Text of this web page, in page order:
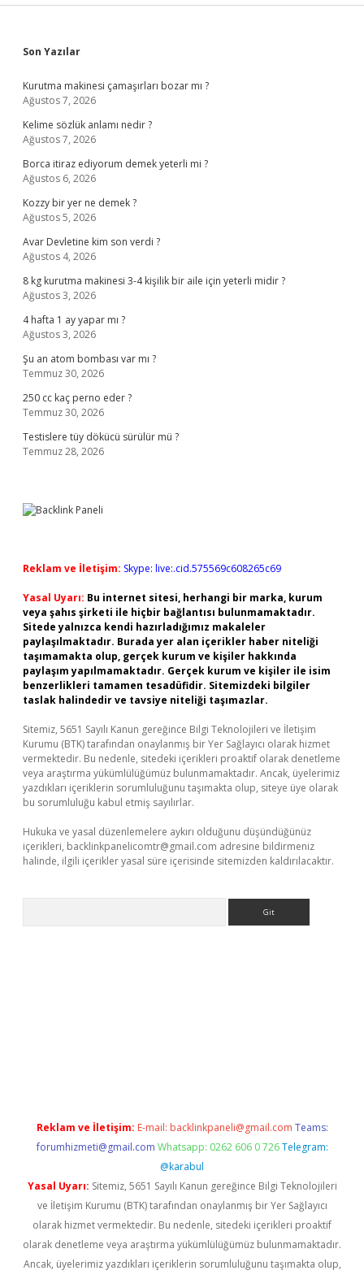
Sidebar
Son Yazılar
Kurutma makinesi çamaşırları bozar mı ?
Ağustos 7, 2026
Kelime sözlük anlamı nedir ?
Ağustos 7, 2026
Borca itiraz ediyorum demek yeterli mi ?
Ağustos 6, 2026
Kozzy bir yer ne demek ?
Ağustos 5, 2026
Avar Devletine kim son verdi ?
Ağustos 4, 2026
8 kg kurutma makinesi 3-4 kişilik bir aile için yeterli midir ?
Ağustos 3, 2026
4 hafta 1 ay yapar mı ?
Ağustos 3, 2026
Şu an atom bombası var mı ?
Temmuz 30, 2026
250 cc kaç perno eder ?
Temmuz 30, 2026
Testislere tüy dökücü sürülür mü ?
Temmuz 28, 2026
Reklam ve İletişim: Skype: live:.cid.575569c608265c69
Yasal Uyarı: Bu internet sitesi, herhangi bir marka, kurum
veya şahıs şirketi ile hiçbir bağlantısı bulunmamaktadır.
Sitede yalnızca kendi hazırladığımız makaleler
paylaşılmaktadır. Burada yer alan içerikler haber niteliği
taşımamakta olup, gerçek kurum ve kişiler hakkında
paylaşım yapılmamaktadır. Gerçek kurum ve kişiler ile isim
benzerlikleri tamamen tesadüfidir. Sitemizdeki bilgiler
taslak halindedir ve tavsiye niteliği taşımazlar.
Sitemiz, 5651 Sayılı Kanun gereğince Bilgi Teknolojileri ve İletişim
Kurumu (BTK) tarafından onaylanmış bir Yer Sağlayıcı olarak hizmet
vermektedir. Bu nedenle, sitedeki içerikleri proaktif olarak denetleme
veya araştırma yükümlülüğümüz bulunmamaktadır. Ancak, üyelerimiz
yazdıkları içeriklerin sorumluluğunu taşımakta olup, siteye üye olarak
bu sorumluluğu kabul etmiş sayılırlar.
Hukuka ve yasal düzenlemelere aykırı olduğunu düşündüğünüz
içerikleri, backlinkpanelicomtr@gmail.com adresine bildirmeniz
halinde, ilgili içerikler yasal süre içerisinde sitemizden kaldırılacaktır.
Reklam ve İletişim: E-mail: backlinkpaneli@gmail.com Teams:
forumhizmeti@gmail.com Whatsapp: 0262 606 0 726 Telegram:
@karabul
Yasal Uyarı: Sitemiz, 5651 Sayılı Kanun gereğince Bilgi Teknolojileri
ve İletişim Kurumu (BTK) tarafından onaylanmış bir Yer Sağlayıcı
olarak hizmet vermektedir. Bu nedenle, sitedeki içerikleri proaktif
olarak denetleme veya araştırma yükümlülüğümüz bulunmamaktadır.
Ancak, üyelerimiz yazdıkları içeriklerin sorumluluğunu taşımakta olup,